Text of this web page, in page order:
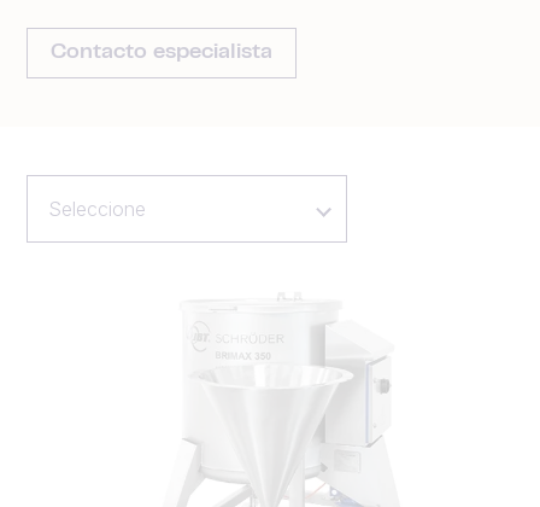
Contacto especialista
Seleccione